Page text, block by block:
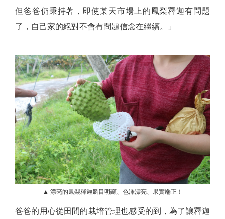
但爸爸仍秉持著，即使某天市場上的鳳梨釋迦有問題
了，自己家的絕對不會有問題信念在繼續。」
▲ 漂亮的鳳梨釋迦麟目明顯、色澤漂亮、果實端正！
爸爸的用心從田間的栽培管理也感受的到，為了讓釋迦